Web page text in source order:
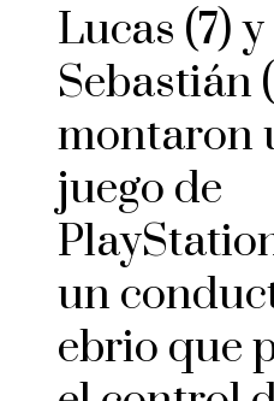
Lucas (7) y
Sebastián
montaron
juego de
un
ebrio que